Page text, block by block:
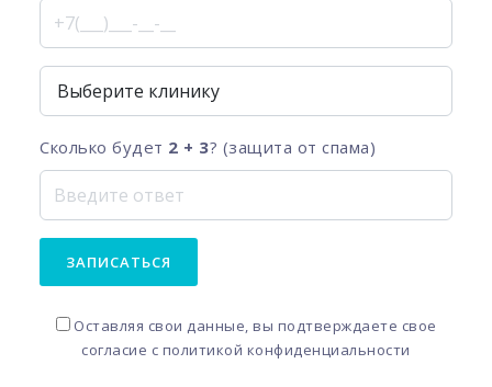
Сколько будет 2 + 3? (защита от спама)
ЗАПИСАТЬСЯ
Оставляя свои данные, вы подтверждаете свое
согласие с политикой конфиденциальности